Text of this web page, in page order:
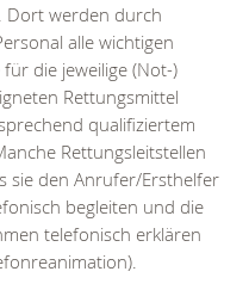
Dort werden durch
alle wichtigen
die jeweilige (Not-)
Rettungsmittel
qualifiziertem
Rettungsleitstellen
sie den Anrufer/Ersthelfer
begleiten und die
telefonisch erklären